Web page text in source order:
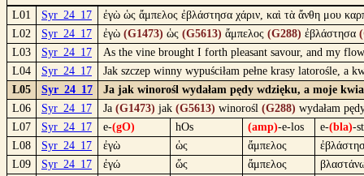
L01 Syr_24_17
ἐγὼ ὡς ἄμπελος ἐβλάστησα χάριν, καὶ τὰ ἄνθη μου
L02
Syr_24_17 ἐγὼ (G1473) ὡς (G5613) ἄμπελος (G288) ἐβλάστησα
L03
Syr_24_17
As the vine brought I forth pleasant savour, and my
L04
Syr_24_17
Jak szczep winny wypuściłam pełne krasy latorośle, a
L05
Syr_24_17
Ja jak winorośl wydałam pędy wdzięku, a moje
L06
Syr_24_17 Ja (G1473) jak (G5613) winorośl (G288) wydałam
L07
Syr_24_17 e-(gO) hOs (amp)-e-los e-(bla)-
L08
Syr_24_17 ἐγὼ ὡς ἄμπελος
L09
Syr_24_17 ἐγώ ὥς ἄμπελος